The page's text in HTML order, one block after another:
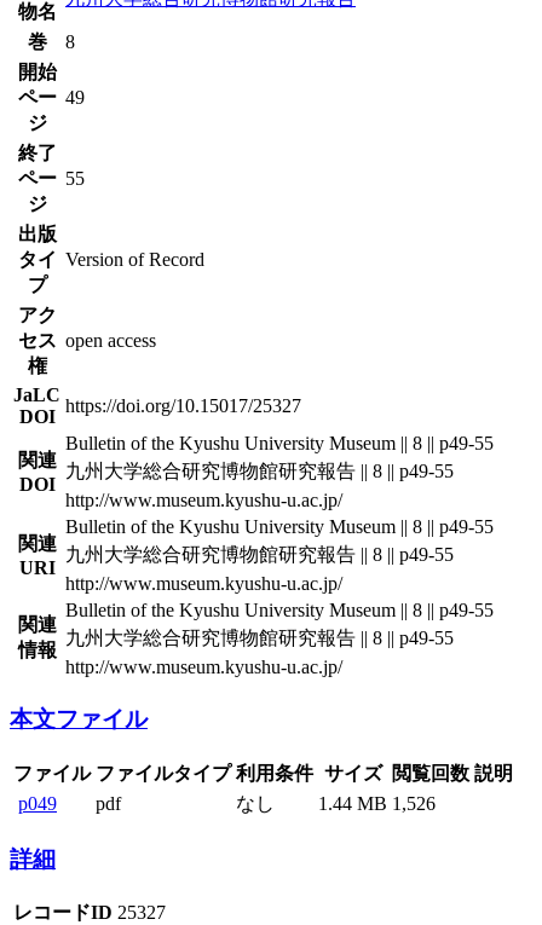
物名
巻
8
開始
ペー
ジ
49
終了
ペー
ジ
55
出版
タイ
プ
Version of Record
アク
セス
権
open access
JaLC
DOI
https://doi.org/10.15017/25327
関連
DOI
Bulletin of the Kyushu University Museum || 8 || p49-55
九州大学総合研究博物館研究報告 || 8 || p49-55
http://www.museum.kyushu-u.ac.jp/
関連
URI
Bulletin of the Kyushu University Museum || 8 || p49-55
九州大学総合研究博物館研究報告 || 8 || p49-55
http://www.museum.kyushu-u.ac.jp/
関連
情報
Bulletin of the Kyushu University Museum || 8 || p49-55
九州大学総合研究博物館研究報告 || 8 || p49-55
http://www.museum.kyushu-u.ac.jp/
本文ファイル
ファイル ファイルタイプ 利用条件 サイズ 閲覧回数 説明
p049
pdf なし 1.44 MB 1,526
詳細
レコードID 25327